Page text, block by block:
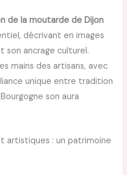
de la moutarde de Dijon
décrivant en images
son ancrage culturel.
mains des artisans, avec
unique entre tradition
son aura
artistiques : un patrimoine